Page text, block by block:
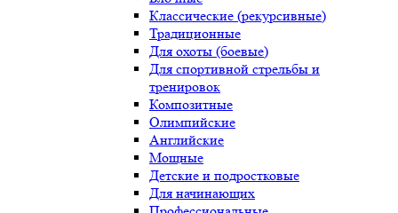
Классические (рекурсивные)
Традиционные
Для охоты (боевые)
Для спортивной стрельбы и
тренировок
Композитные
Олимпийские
Английские
Мощные
Детские и подростковые
Для начинающих